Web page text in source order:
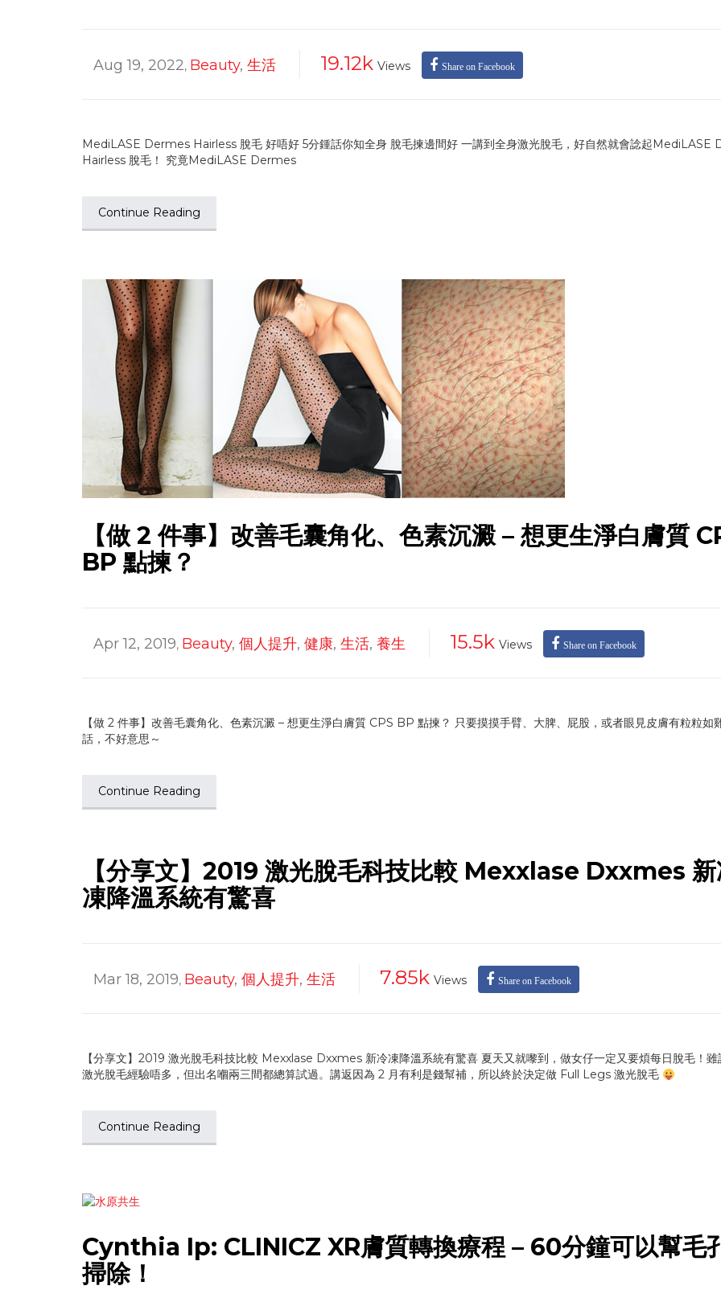
Aug 19, 2022, Beauty, 生活 19.12k Views Share on Facebook
MediLASE Dermes Hairless 脫毛 好唔好 5分鍾話你知全身 脫毛揀邊間好 一講到全身激光脫毛，好自然就會諗起MediLASE
Hairless 脫毛！ 究竟MediLASE Dermes
Continue Reading
【做 2 件事】改善毛囊角化、色素沉澱 – 想更生淨白膚質
BP 點揀？
Apr 12, 2019, Beauty, 個人提升, 健康, 生活, 養生 15.5k Views Share on Facebook
【做 2 件事】改善毛囊角化、色素沉澱 – 想更生淨白膚質 CPS BP 點揀？ 只要摸摸手臂、大脾、屁股，或者眼見皮膚有粒粒如
話，不好意思～
Continue Reading
【分享文】2019 激光脫毛科技比較 Mexxlase Dxxmes
凍降溫系統有驚喜
Mar 18, 2019, Beauty, 個人提升, 生活 7.85k Views Share on Facebook
【分享文】2019 激光脫毛科技比較 Mexxlase Dxxmes 新冷凍降溫系統有驚喜 夏天又就嚟到，做女仔一定又要煩每日脫毛！雖
激光脫毛經驗唔多，但出名嗰兩三間都總算試過。講返因為 2 月有利是錢幫補，所以終於決定做 Full Legs 激光脫毛
Continue Reading
Cynthia Ip: CLINICZ XR膚質轉換療程 – 60分鐘可以幫毛
掃除！